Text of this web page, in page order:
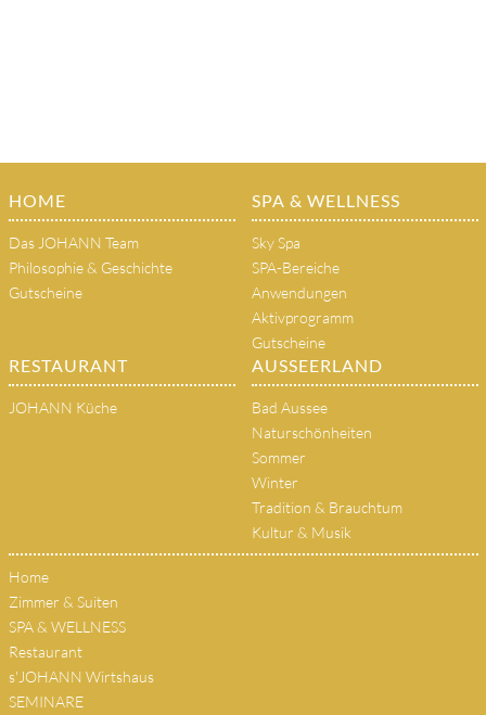
HOME
Das JOHANN Team
Philosophie & Geschichte
Gutscheine
SPA & WELLNESS
Sky Spa
SPA-Bereiche
Anwendungen
Aktivprogramm
Gutscheine
RESTAURANT
JOHANN Küche
AUSSEERLAND
Bad Aussee
Naturschönheiten
Sommer
Winter
Tradition & Brauchtum
Kultur & Musik
Home
Zimmer & Suiten
SPA & WELLNESS
Restaurant
s'JOHANN Wirtshaus
SEMINARE